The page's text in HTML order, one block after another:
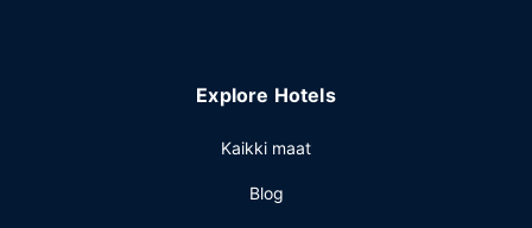
Explore Hotels
Kaikki maat
Blog